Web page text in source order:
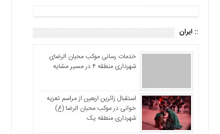
:: ایران
خدمات رسانی موکب محبان الرضای
شهرداری منطقه ۴ در مسیر مشایه
استقبال زائرین اربعین از مراسم تعزیه
خوانی در موکب محبان الرضا (ع)
شهرداری منطقه یک